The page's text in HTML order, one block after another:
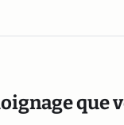
que